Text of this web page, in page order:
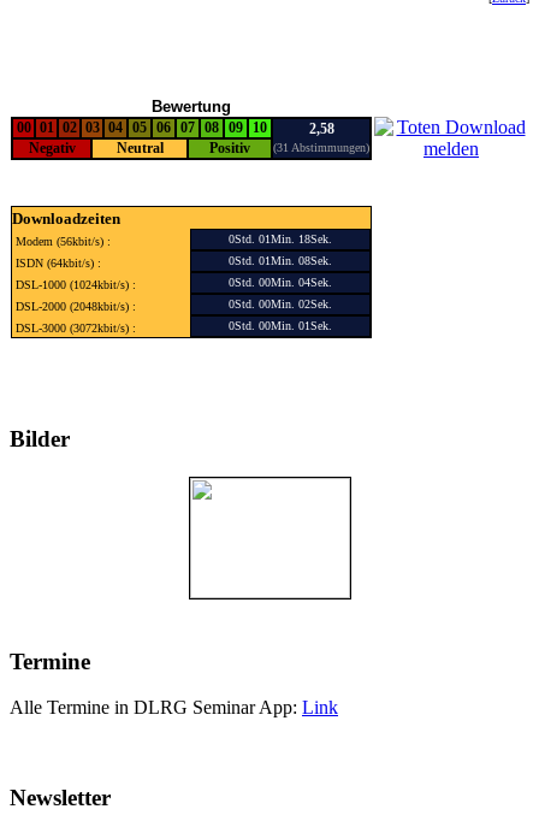
Bewertung
00 01 02 03 04 05 06 07 08 09 10 2,58
(31 Abstimmungen)
Negativ Neutral Positiv
Downloadzeiten
Modem (56kbit/s) :
0Std. 01Min. 18Sek.
ISDN (64kbit/s) :
0Std. 01Min. 08Sek.
DSL-1000 (1024kbit/s) :
0Std. 00Min. 04Sek.
DSL-2000 (2048kbit/s) :
0Std. 00Min. 02Sek.
DSL-3000 (3072kbit/s) :
0Std. 00Min. 01Sek.
Bilder
Termine
Alle Termine in DLRG Seminar App: Link
Newsletter